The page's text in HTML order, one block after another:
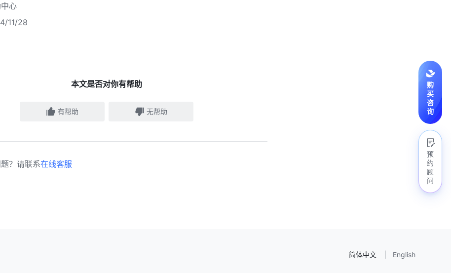
心
11/28
本文是否对你有帮助
有帮助 无帮助
？请联系在线客服
简体中文 English
购
买
咨
询
预
约
顾
问